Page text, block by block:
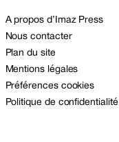
A propos d’Imaz Press
Nous contacter
Plan du site
Mentions légales
Préférences cookies
Politique de confidentialité